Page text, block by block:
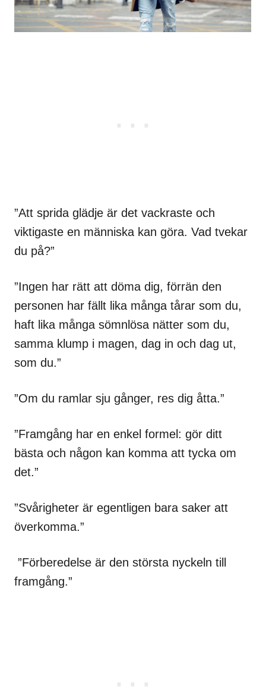
”Att sprida glädje är det vackraste och
viktigaste en människa kan göra. Vad tvekar
du på?”
”Ingen har rätt att döma dig, förrän den
personen har fällt lika många tårar som du,
haft lika många sömnlösa nätter som du,
samma klump i magen, dag in och dag ut,
som du.”
”Om du ramlar sju gånger, res dig åtta.”
”Framgång har en enkel formel: gör ditt
bästa och någon kan komma att tycka om
det.”
”Svårigheter är egentligen bara saker att
överkomma.”
”Förberedelse är den största nyckeln till
framgång.”